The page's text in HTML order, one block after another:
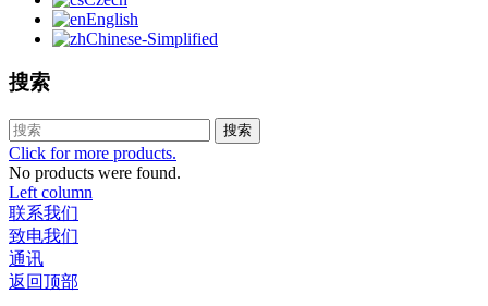
English
Chinese-Simplified
搜索
搜索
Click for more products.
No products were found.
Left column
联系我们
致电我们
通讯
返回顶部